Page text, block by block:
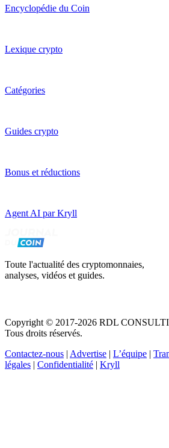
Encyclopédie du Coin
Lexique crypto
Catégories
Guides crypto
Bonus et réductions
Agent AI par Kryll
Toute l'actualité des cryptomonnaies,
analyses, vidéos et guides.
Copyright © 2017-2026 RDL
Tous droits réservés.
Contactez-nous | Advertise | L’équipe |
légales | Confidentialité | Kryll